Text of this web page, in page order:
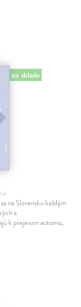
na sklade
na Slovensku každým
a
k prejavom autizmu,